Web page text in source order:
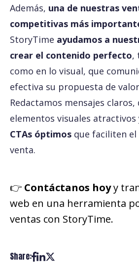
Además, una de nuestras
competitivas más
StoryTime ayudamos a
crear el contenido perfecto,
como en lo visual, que
efectiva su propuesta de
Redactamos mensajes claros,
elementos visuales
CTAs óptimos que faciliten el
venta.
👉 Contáctanos hoyy
web en una herramienta
ventas con StoryTime.
Share: